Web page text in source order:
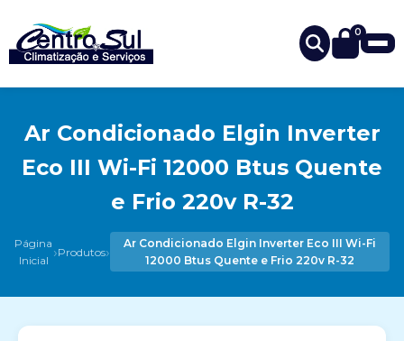
0
Ar Condicionado Elgin Inverter
Eco III Wi-Fi 12000 Btus Quente
e Frio 220v R-32
Página
Inicial ›Produtos›
Ar Condicionado Elgin Inverter Eco III Wi-Fi
12000 Btus Quente e Frio 220v R-32